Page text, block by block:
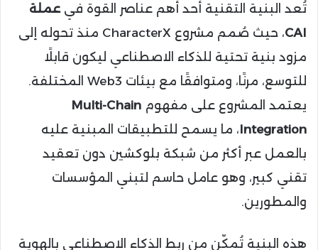
تُعد البنية التقنية أحد أهم عناصر القوة فيعملة
CAI
، حيث صُمم مشروع CharacterX منذ تحوله إلى
مزود بنية تحتية للذكاء الاصطناعي ليكون قابلًا
للتوسع، مرنًا، ومتوافقًا مع بيئات Web3 المختلفة.
يعتمد المشروع على مفهوم Multi-Chain
Integration، ما يسمح للتطبيقات المبنية عليه
بالعمل عبر أكثر من شبكة بلوكشين دون تعقيد
تقني كبير، وهو عامل حاسم لتبني المؤسسات
والمطورين.
هذه البنية تُمكّن من ربط الذكاء الاصطناعي بالهوية